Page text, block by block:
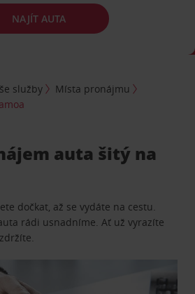
NAJÍT AUTA
služby
Místa pronájmu
auta šitý na
dočkat, až se vydáte na cestu.
rádi usnadníme. Ať už vyrazíte